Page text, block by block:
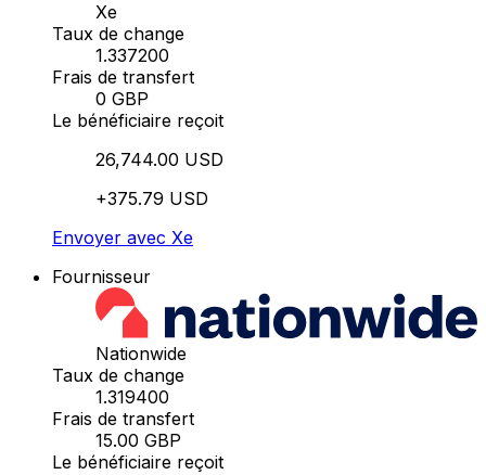
Xe
Taux de change
1.337200
Frais de transfert
0 GBP
Le bénéficiaire reçoit
26,744.00 USD
+375.79 USD
Envoyer avec Xe
Fournisseur
Nationwide
Taux de change
1.319400
Frais de transfert
15.00 GBP
Le bénéficiaire reçoit